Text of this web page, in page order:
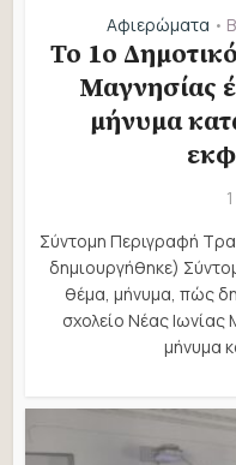
Αφιερώματα •
Το 1ο
Μαγνησίας
μήνυμα
Σύντομη Περιγραφή
δημιουργήθηκε)
θέμα, μήνυμα, πώς
σχολείο Νέας Ιωνίας
μήνυμα